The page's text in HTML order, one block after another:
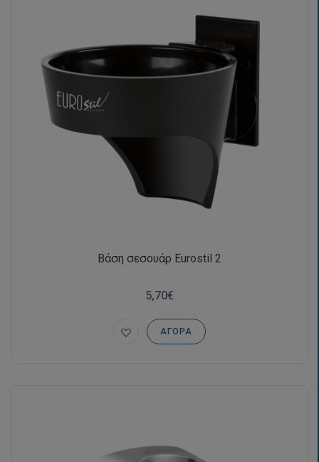
Βάση σεσουάρ Eurostil 2
5,70€
ΑΓΟΡΆ